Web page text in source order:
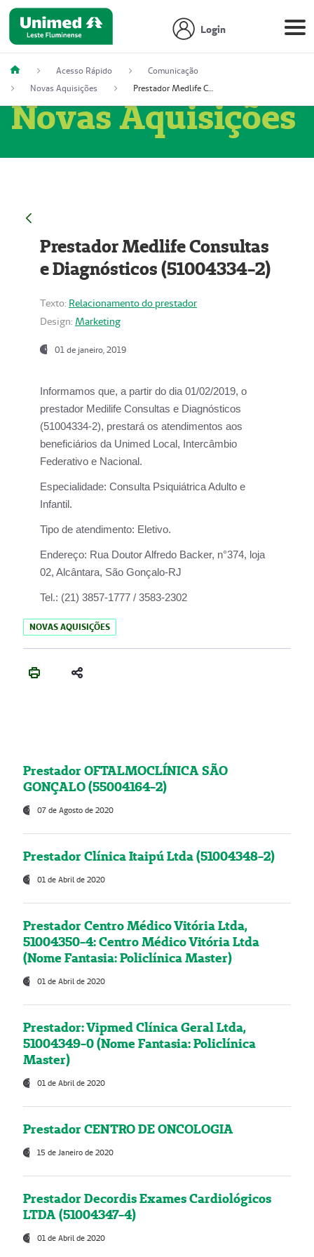
Login
Acesso Rápido
Comunicação
Novas Aquisições
Prestador Medlife Consultas e Diagnósticos (51004334-2)
Novas Aquisições
Prestador Medlife Consultas
e Diagnósticos (51004334-2)
Texto: Relacionamento do prestador
Design: Marketing
01 de janeiro, 2019
Informamos que, a partir do dia 01/02/2019, o
prestador Medilife Consultas e Diagnósticos
(51004334-2), prestará os atendimentos aos
beneficiários da Unimed Local, Intercâmbio
Federativo e Nacional.
Especialidade: Consulta Psiquiátrica Adulto e
Infantil.
Tipo de atendimento: Eletivo.
Endereço: Rua Doutor Alfredo Backer, n°374, loja
02, Alcântara, São Gonçalo-RJ
Tel.: (21) 3857-1777 / 3583-2302
NOVAS AQUISIÇÕES
Prestador OFTALMOCLÍNICA SÃO
GONÇALO (55004164-2)
07 de Agosto de 2020
Prestador Clínica Itaipú Ltda (51004348-2)
01 de Abril de 2020
Prestador Centro Médico Vitória Ltda,
51004350-4: Centro Médico Vitória Ltda
(Nome Fantasia: Policlínica Master)
01 de Abril de 2020
Prestador: Vipmed Clínica Geral Ltda,
51004349-0 (Nome Fantasia: Policlínica
Master)
01 de Abril de 2020
Prestador CENTRO DE ONCOLOGIA
15 de Janeiro de 2020
Prestador Decordis Exames Cardiológicos
LTDA (51004347-4)
01 de Abril de 2020